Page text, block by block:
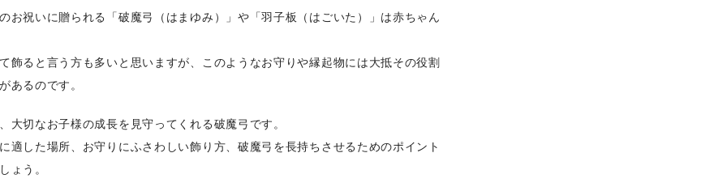
お祝いに贈られる「破魔弓（はまゆみ）」や「羽子板（はごいた）」は赤ちゃん
飾ると言う方も多いと思いますが、このようなお守りや縁起物には大抵その役割
あるのです。
大切なお子様の成長を見守ってくれる破魔弓です。
適した場所、お守りにふさわしい飾り方、破魔弓を長持ちさせるためのポイント
ょう。